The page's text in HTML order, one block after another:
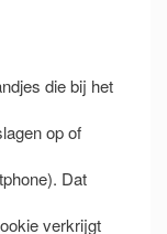
die bij het
op of
Dat
verkrijgt